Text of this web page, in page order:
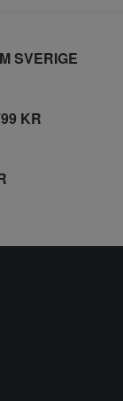
SVERIGE
KR